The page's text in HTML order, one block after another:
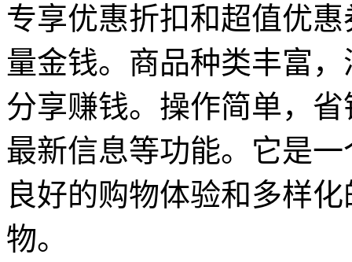
专享优惠折扣和超值优
量金钱。商品种类丰富
分享赚钱。操作简单，
最新信息等功能。它是
良好的购物体验和多样
物。